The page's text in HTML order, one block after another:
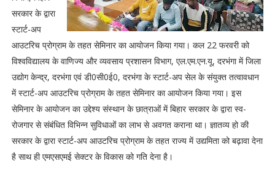
सरकार के द्वारा
स्टार्ट-अप
आउटरिच प्रोग्राम के तहत सेमिनार का आयोजन किया गया। कल 22 फरवरी को
विश्वविद्यालय के वाणिज्य और व्यवसाय प्रशासन विभाग, एल.एम.एन.यू, दरभंगा में जिला
उद्योग केन्द्र, दरभंगा एवं डी0सी0ई0, दरभंगा के स्टार्ट-अप सेल के संयुक्त तत्वावधान
में स्टार्ट-अप आउटरिच प्रोग्राम के तहत सेमिनार का आयोजन किया गया। इस
सेमिनार के आयोजन का उद्देश्य संस्थान के छात्राओं में बिहार सरकार के द्वारा स्व-
रोजगार से संबंधित विभिन्न सुविधाओं का लाभ से अवगत कराना था। ज्ञातव्य हो की
सरकार के द्वारा स्टार्ट-अप आउटरिच प्रोग्राम के तहत राज्य में उद्यमिता को बढ़ावा देना
है साथ ही एमएसएमई सेक्टर के विकास को गति देना है।